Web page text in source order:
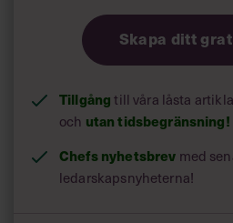
Skapa ditt
Tillgång till våra låsta
och utan tidsbegränsning!
Chefs nyhetsbrev med
ledarskapsnyheterna!